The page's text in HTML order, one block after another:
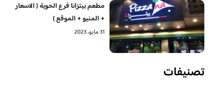
مطعم بيتزانا فرع الحوية ( الاسعار
+ المنيو + الموقع )
31 مايو، 2023
تصنيفات